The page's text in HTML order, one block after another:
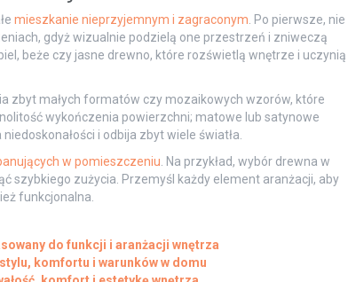
mieszkanie nieprzyjemnym i zagraconym . Po pierwsze, nie
gdyż wizualnie podzielą one przestrzeń i zniweczą
beże czy jasne drewno, które rozświetlą wnętrze i uczynią
zbyt małych formatów czy mozaikowych wzorów, które
wykończenia powierzchni; matowe lub satynowe
i odbija zbyt wiele światła.
w pomieszczeniu . Na przykład, wybór drewna w
szybkiego zużycia. Przemyśl każdy element aranżacji, aby
funkcjonalna.
do funkcji i aranżacji wnętrza
komfortu i warunków w domu